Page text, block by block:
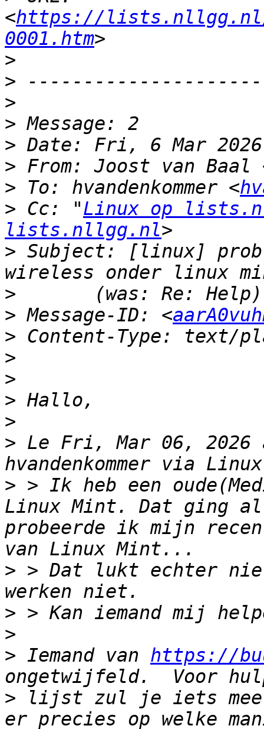
<https://lists.nllgg.nl/
0001.htm
>
>
>
>
>
> From: Joost van Baal
> To: hvandenkommer <
> Cc: "Linux op
lists.nllgg.nl
> Subject: [linux]
>
> Message-ID: <
>
>
>
>
>
> Le Fri, Mar 06, 2026
> > Ik heb een
Linux Mint. Dat ging
probeerde ik mijn
> > Dat lukt echter
>
>
> Iemand van https://
> lijst zul je iets meer